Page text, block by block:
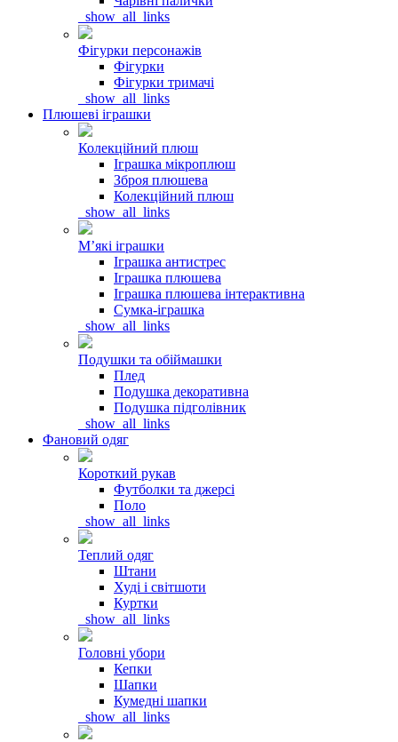
_show_all_links
Фігурки персонажів
Фігурки
Фігурки тримачі
_show_all_links
Плюшеві іграшки
Колекційний плюш
Іграшка мікроплюш
Зброя плюшева
Колекційний плюш
_show_all_links
Мʼякі іграшки
Іграшка антистрес
Іграшка плюшева
Іграшка плюшева інтерактивна
Сумка-іграшка
_show_all_links
Подушки та обіймашки
Плед
Подушка декоративна
Подушка підголівник
_show_all_links
Фановий одяг
Короткий рукав
Футболки та джерсі
Поло
_show_all_links
Теплий одяг
Штани
Худі і світшоти
Куртки
_show_all_links
Головні убори
Кепки
Шапки
Кумедні шапки
_show_all_links